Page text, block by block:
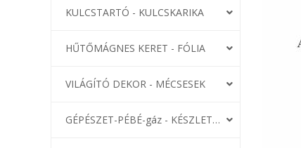
KULCSTARTÓ - KULCSKARIKA
HŰTŐMÁGNES KERET - FÓLIA
VILÁGÍTÓ DEKOR - MÉCSESEK
GÉPÉSZET-PÉBÉ-gáz - KÉSZLETEK